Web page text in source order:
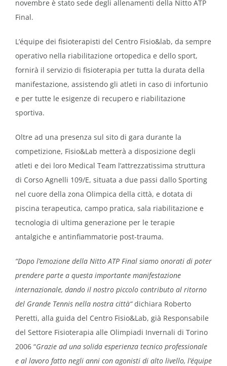
novembre è stato sede degli allenamenti della Nitto ATP
Final.
L’équipe dei fisioterapisti del Centro Fisio&lab, da sempre
operativo nella riabilitazione ortopedica e dello sport,
fornirà il servizio di fisioterapia per tutta la durata della
manifestazione, assistendo gli atleti in caso di infortunio
e per tutte le esigenze di recupero e riabilitazione
sportiva.
Oltre ad una presenza sul sito di gara durante la
competizione, Fisio&Lab metterà a disposizione degli
atleti e dei loro Medical Team l’attrezzatissima struttura
di Corso Agnelli 109/E, situata a due passi dallo Sporting
nel cuore della zona Olimpica della città, e dotata di
piscina terapeutica, campo pratica, sala riabilitazione e
tecnologia di ultima generazione per le terapie
antalgiche e antinfiammatorie post-trauma.
“Dopo l’emozione della Nitto ATP Final siamo onorati di poter
prendere parte a questa importante manifestazione
internazionale, dando il nostro piccolo contributo al ritorno
del Grande Tennis nella nostra città“dichiara Roberto
Peretti, alla guida del Centro Fisio&Lab, già Responsabile
del Settore Fisioterapia alle Olimpiadi Invernali di Torino
2006 “Grazie ad una solida esperienza tecnico professionale
e al lavoro fatto negli anni con agonisti di alto livello, l’équipe